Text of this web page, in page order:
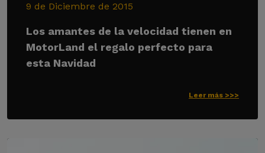
9 de Diciembre de 2015
Los amantes de la velocidad tienen en
MotorLand el regalo perfecto para
esta Navidad
Leer más >>>